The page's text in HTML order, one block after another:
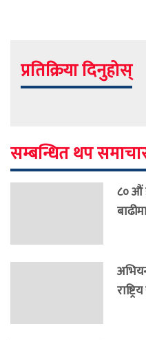
प्रतिक्रिया दिनुहोस्
सम्बन्धित थप
८० औं